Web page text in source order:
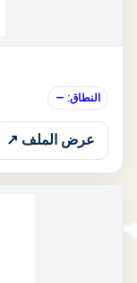
النطاق: —
عرض الملف ↗